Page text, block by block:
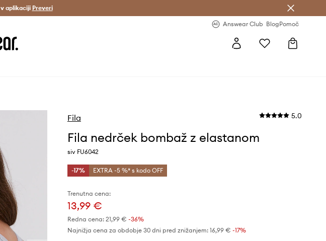
v Answear Club >
aplikaciji Preveri
Answear Club BlogPomoč
Fila 5.0
Fila nedrček bombaž z elastanom
siv FU6042
-17% EXTRA -5 %* s kodo OFF
Trenutna cena:
13,99 €
Redna cena: 21,99 € -36%
Najnižja cena za obdobje 30 dni pred znižanjem: 16,99 € -17%